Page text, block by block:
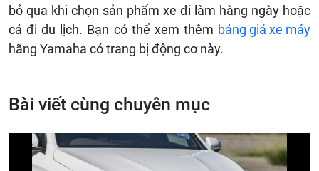
bỏ qua khi chọn sản phẩm xe đi làm hàng ngày hoặc
cả đi du lịch. Bạn có thể xem thêm bảng giá xe máy
hãng Yamaha có trang bị động cơ này.
Bài viết cùng chuyên mục